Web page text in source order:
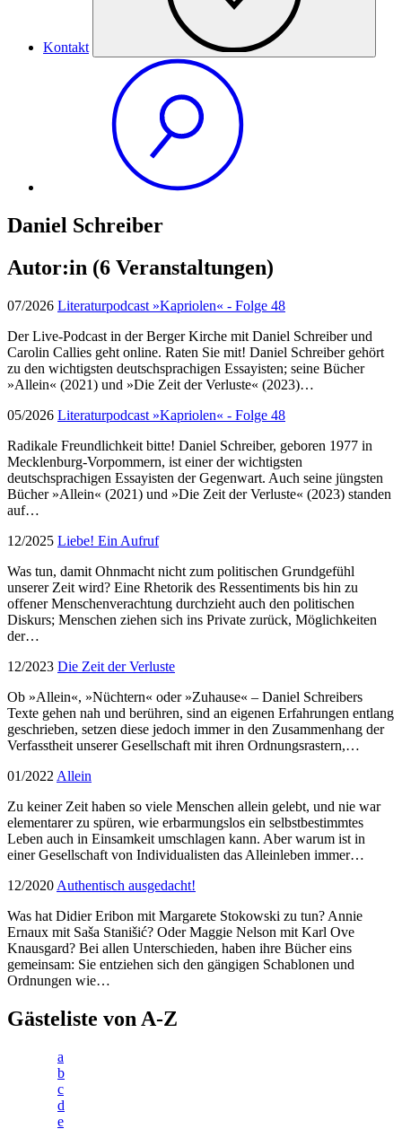
Kontakt
Daniel Schreiber
Autor:in (6 Veranstaltungen)
07/2026 Literaturpodcast »Kapriolen« - Folge 48
Der Live-Podcast in der Berger Kirche mit Daniel Schreiber und
Carolin Callies geht online. Raten Sie mit! Daniel Schreiber gehört
zu den wichtigsten deutschsprachigen Essayisten; seine Bücher
»Allein« (2021) und »Die Zeit der Verluste« (2023)…
05/2026 Literaturpodcast »Kapriolen« - Folge 48
Radikale Freundlichkeit bitte! Daniel Schreiber, geboren 1977 in
Mecklenburg-Vorpommern, ist einer der wichtigsten
deutschsprachigen Essayisten der Gegenwart. Auch seine jüngsten
Bücher »Allein« (2021) und »Die Zeit der Verluste« (2023) standen
auf…
12/2025 Liebe! Ein Aufruf
Was tun, damit Ohnmacht nicht zum politischen Grundgefühl
unserer Zeit wird? Eine Rhetorik des Ressentiments bis hin zu
offener Menschenverachtung durchzieht auch den politischen
Diskurs; Menschen ziehen sich ins Private zurück, Möglichkeiten
der…
12/2023 Die Zeit der Verluste
Ob »Allein«, »Nüchtern« oder »Zuhause« – Daniel Schreibers
Texte gehen nah und berühren, sind an eigenen Erfahrungen entlang
geschrieben, setzen diese jedoch immer in den Zusammenhang der
Verfasstheit unserer Gesellschaft mit ihren Ordnungsrastern,…
01/2022 Allein
Zu keiner Zeit haben so viele Menschen allein gelebt, und nie war
elementarer zu spüren, wie erbarmungslos ein selbstbestimmtes
Leben auch in Einsamkeit umschlagen kann. Aber warum ist in
einer Gesellschaft von Individualisten das Alleinleben immer…
12/2020 Authentisch ausgedacht!
Was hat Didier Eribon mit Margarete Stokowski zu tun? Annie
Ernaux mit Saša Stanišić? Oder Maggie Nelson mit Karl Ove
Knausgard? Bei allen Unterschieden, haben ihre Bücher eins
gemeinsam: Sie entziehen sich den gängigen Schablonen und
Ordnungen wie…
Gästeliste von A-Z
a
b
c
d
e